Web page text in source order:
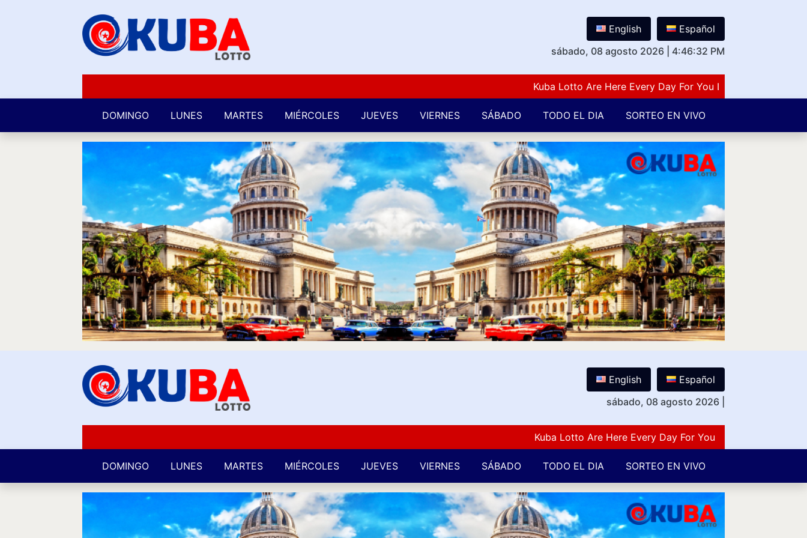
English
Español
sábado, 08 agosto 2026
4:46:33 PM
Kuba Lotto Are Here Every Day For You Lovers Of Number
DOMINGO LUNES MARTES MIÉRCOLES JUEVES VIERNES SÁBADO TODO EL DIA SORTEO EN VIVO
English
Español
sábado, 08 agosto 2026
Kuba Lotto Are Here Every Day For You Lovers Of Number
DOMINGO LUNES MARTES MIÉRCOLES JUEVES VIERNES SÁBADO TODO EL DIA SORTEO EN VIVO